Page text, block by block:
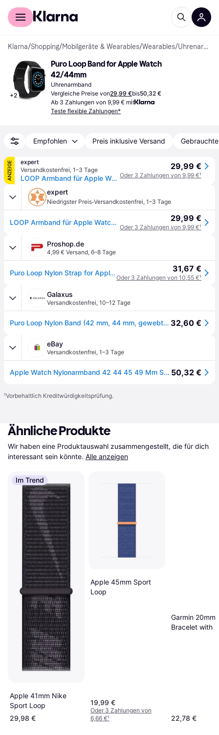
Für Shopper
Klarna/Shopping/Mobilgeräte & Wearables/Wearables/ Uhrenarmbänder
+2
Puro Loop Band for Apple Watch
42/44mm
Uhrenarmband
Vergleiche Preise von29,99 €bis50,32 €
Ab 3 Zahlungen von 9,99 € mit
Teste flexible Zahlungen*
Empfohlen Preis inklusive Versand
ANZEIGE
expert
Versandkostenfrei, 1–3 Tage
LOOP Armband für Apple Watch 42/44/45/49mm, Schwarz
29,99 €
Oder 3 Zahlungen von 9,99 €¹
expert
Niedrigster Preis·Versandkostenfrei, 1–3 Tage
LOOP Armband für Apple Watch 42/44/45/49mm, Schwarz 29,99 €
Oder 3 Zahlungen von 9,99 €¹
Proshop.de
4,99 € Versand, 6–8 Tage
Puro Loop Nylon Strap for Apple Watch 42 / 44 / 45 / 49 mm - Black 31,67 €
Oder 3 Zahlungen von 10,55 €¹
Galaxus
Versandkostenfrei, 10–12 Tage
Puro Loop Nylon Band (42 mm, 44 mm, gewebtem Stretch-Nylon, Nylon, Stretch-Nylon), Uhrenarmband, Schwarz 32,60 €
eBay
Versandkostenfrei, 1–3 Tage
Apple Watch Nylonarmband 42 44 45 49 Mm Schlaufe - Schwarz 50,32 €
¹Vorbehaltlich Kreditwürdigkeitsprüfung.
Ähnliche Produkte
Wir haben eine Produktauswahl zusammengestellt, die für dich
interessant sein könnte. Alle anzeigen
Im Trend
Apple 41mm Nike
Sport Loop
29,98 €
Apple 45mm Sport
Loop
19,99 €
Oder 3 Zahlungen von
6,66 €¹
Garmin 20mm
Bracelet with
22,78 €